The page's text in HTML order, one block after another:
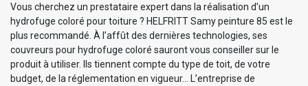
Vous cherchez un prestataire expert dans la réalisation d’un
hydrofuge coloré pour toiture ? HELFRITT Samy peinture 85 est le
plus recommandé. À l’affût des dernières technologies, ses
couvreurs pour hydrofuge coloré sauront vous conseiller sur le
produit à utiliser. Ils tiennent compte du type de toit, de votre
budget, de la réglementation en vigueur… L’entreprise de